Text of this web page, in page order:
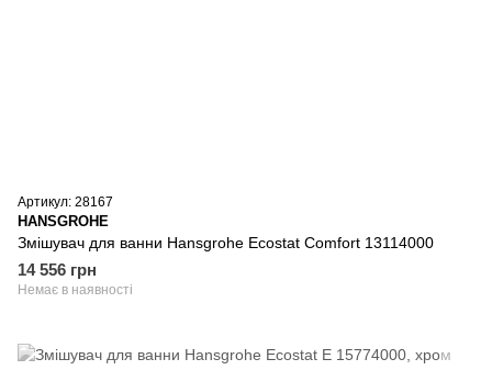
Артикул: 28167
HANSGROHE
Змішувач для ванни Hansgrohe Ecostat Comfort 13114000
14 556 грн
Немає в наявності